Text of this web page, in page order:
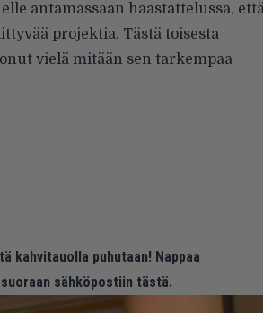
antamassaan haastattelussa,
projektia. Tästä toisesta
vielä mitään sen tarkempaa
kahvitauolla puhutaan! Nappaa
sähköpostiin tästä.